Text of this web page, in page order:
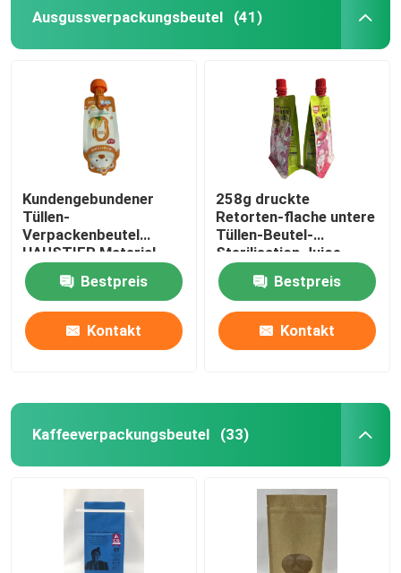
Ausgussverpackungsbeutel (41)
Kundengebundener
Tüllen-
Verpackenbeutel
HAUSTIER Material-
Stand herauf Tüllen-
Tasche Bestpreis
Kontakt
258g druckte
Retorten-flache untere
Tüllen-Beutel-
Sterilisation Juice
Packaging Pouch
Bestpreis
Kontakt
Kaffeeverpackungsbeutel (33)